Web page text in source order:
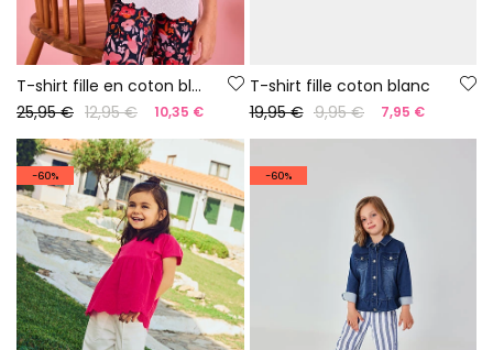
T-shirt fille en coton blanc
25,95 € 12,95 € 10,35 €
T-shirt fille coton blanc
19,95 € 9,95 € 7,95 €
-60% -60%